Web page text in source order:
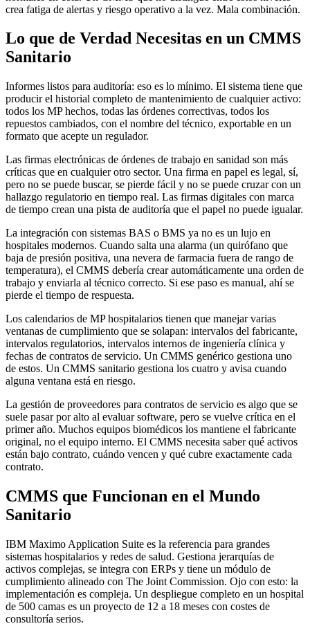
crea fatiga de alertas y riesgo operativo a la vez. Mala combinación.
Lo que de Verdad Necesitas en un CMMS
Sanitario
Informes listos para auditoría: eso es lo mínimo. El sistema tiene que
producir el historial completo de mantenimiento de cualquier activo:
todos los MP hechos, todas las órdenes correctivas, todos los
repuestos cambiados, con el nombre del técnico, exportable en un
formato que acepte un regulador.
Las firmas electrónicas de órdenes de trabajo en sanidad son más
críticas que en cualquier otro sector. Una firma en papel es legal, sí,
pero no se puede buscar, se pierde fácil y no se puede cruzar con un
hallazgo regulatorio en tiempo real. Las firmas digitales con marca
de tiempo crean una pista de auditoría que el papel no puede igualar.
La integración con sistemas BAS o BMS ya no es un lujo en
hospitales modernos. Cuando salta una alarma (un quirófano que
baja de presión positiva, una nevera de farmacia fuera de rango de
temperatura), el CMMS debería crear automáticamente una orden de
trabajo y enviarla al técnico correcto. Si ese paso es manual, ahí se
pierde el tiempo de respuesta.
Los calendarios de MP hospitalarios tienen que manejar varias
ventanas de cumplimiento que se solapan: intervalos del fabricante,
intervalos regulatorios, intervalos internos de ingeniería clínica y
fechas de contratos de servicio. Un CMMS genérico gestiona uno
de estos. Un CMMS sanitario gestiona los cuatro y avisa cuando
alguna ventana está en riesgo.
La gestión de proveedores para contratos de servicio es algo que se
suele pasar por alto al evaluar software, pero se vuelve crítica en el
primer año. Muchos equipos biomédicos los mantiene el fabricante
original, no el equipo interno. El CMMS necesita saber qué activos
están bajo contrato, cuándo vencen y qué cubre exactamente cada
contrato.
CMMS que Funcionan en el Mundo
Sanitario
IBM Maximo Application Suite es la referencia para grandes
sistemas hospitalarios y redes de salud. Gestiona jerarquías de
activos complejas, se integra con ERPs y tiene un módulo de
cumplimiento alineado con The Joint Commission. Ojo con esto: la
implementación es compleja. Un despliegue completo en un hospital
de 500 camas es un proyecto de 12 a 18 meses con costes de
consultoría serios.